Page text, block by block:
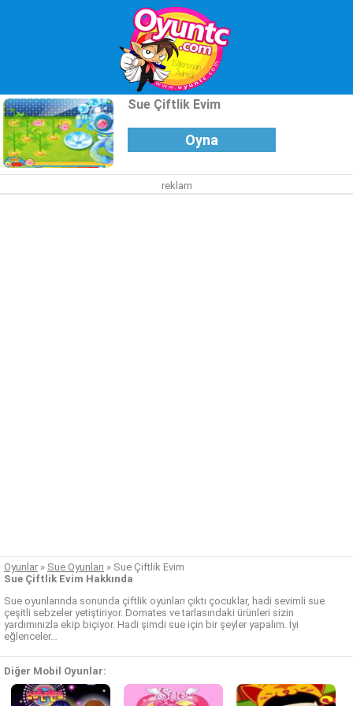
Sue Çiftlik Evim
Oyna
reklam
Oyunlar » Sue Oyunları » Sue Çiftlik Evim
Sue Çiftlik Evim Hakkında
Sue oyunlarında sonunda çiftlik oyunları çıktı çocuklar, hadi sevimli sue
çeşitli sebzeler yetiştiriyor. Domates ve tarlasındaki ürünleri sizin
yardımınızla ekip biçiyor. Hadi şimdi sue için bir şeyler yapalım. İyi
eğlenceler…
Diğer Mobil Oyunlar: